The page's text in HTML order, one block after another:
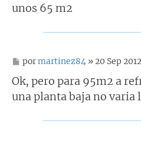
unos 65 m2
M
n
a
pormartinez84 » 20 Sep
Ok, pero para 95m2 a
una planta baja no varia